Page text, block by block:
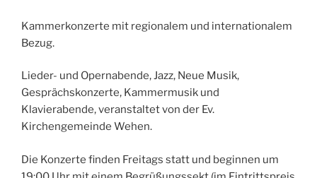
Kammerkonzerte mit regionalem und internationalem
Bezug.
Lieder- und Opernabende, Jazz, Neue Musik,
Gesprächskonzerte, Kammermusik und
Klavierabende, veranstaltet von der Ev.
Kirchengemeinde Wehen.
Die Konzerte finden Freitags statt und beginnen um